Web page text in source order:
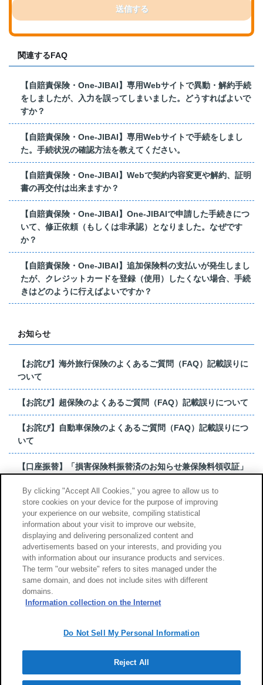
送信する
関連するFAQ
【自賠責保険・One-JIBAI】専用Webサイトで異動・解約手続
をしましたが、入力を誤ってしまいました。どうすればよいで
すか？
【自賠責保険・One-JIBAI】専用Webサイトで手続をしまし
た。手続状況の確認方法を教えてください。
【自賠責保険・One-JIBAI】Webで契約内容変更や解約、証明
書の再交付は出来ますか？
【自賠責保険・One-JIBAI】One-JIBAIで申請した手続きにつ
いて、修正依頼（もしくは非承認）となりました。なぜです
か？
【自賠責保険・One-JIBAI】追加保険料の支払いが発生しまし
たが、クレジットカードを登録（使用）したくない場合、手続
きはどのように行えばよいですか？
お知らせ
【お詫び】海外旅行保険のよくあるご質問（FAQ）記載誤りに
ついて
【お詫び】超保険のよくあるご質問（FAQ）記載誤りについて
【お詫び】自動車保険のよくあるご質問（FAQ）記載誤りにつ
いて
【口座振替】「損害保険料振替済のお知らせ兼保険料領収証」
【お詫び】超保険のよくあるご質問（FAQ）記載誤りについて
もっと見る
サイトのご利用について
勧誘方針
Copyright (c) Tokio Marine & Nichido Fire Insurance Co., Ltd.
By clicking "Accept All Cookies," you agree to allow us to
store cookies on your device for the purpose of improving
your experience on our website, compiling statistical
information about your visit to improve our website,
displaying and delivering personalized content and
advertisements based on your interests, and providing you
with information about our insurance products and services.
The term "our website" refers to sites managed under the
same domain, and does not include sites with different
domains.
Information collection on the Internet
Do Not Sell My Personal Information
Reject All